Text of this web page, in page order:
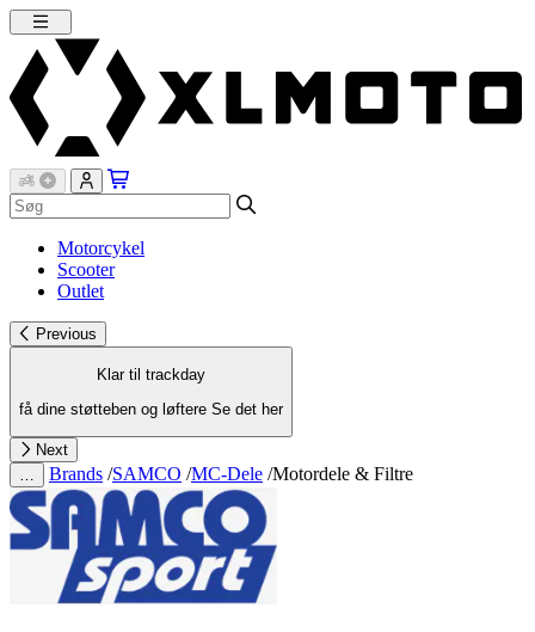
Motorcykel
Scooter
Outlet
Previous
Klar til trackday
få dine støtteben og løftere Se det her
Next
Brands /SAMCO /MC-Dele /Motordele & Filtre